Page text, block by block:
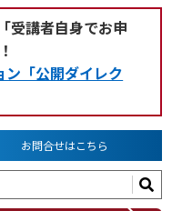
受講者自身でお申
「公開ダイレク
お問合せはこちら